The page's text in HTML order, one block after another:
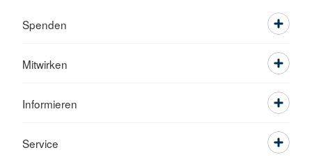
Spenden
Mitwirken
Informieren
Service